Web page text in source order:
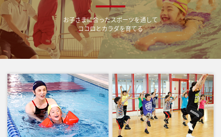
お子さまに合ったスポーツを通して
ココロとカラダを育てる